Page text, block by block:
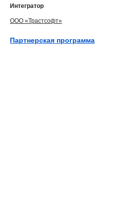
Интегратор
ООО «Трастсофт»
Партнерская программа